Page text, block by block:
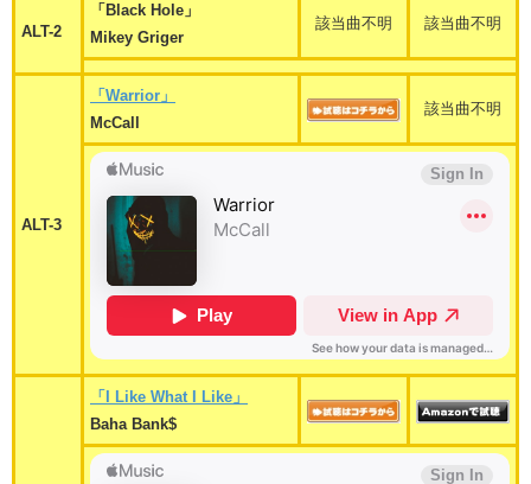
ALT-2
「Black Hole」
Mikey Griger
該当曲不明 該当曲不明
ALT-3
「Warrior」
McCall
該当曲不明
「I Like What I Like」
Baha Bank$